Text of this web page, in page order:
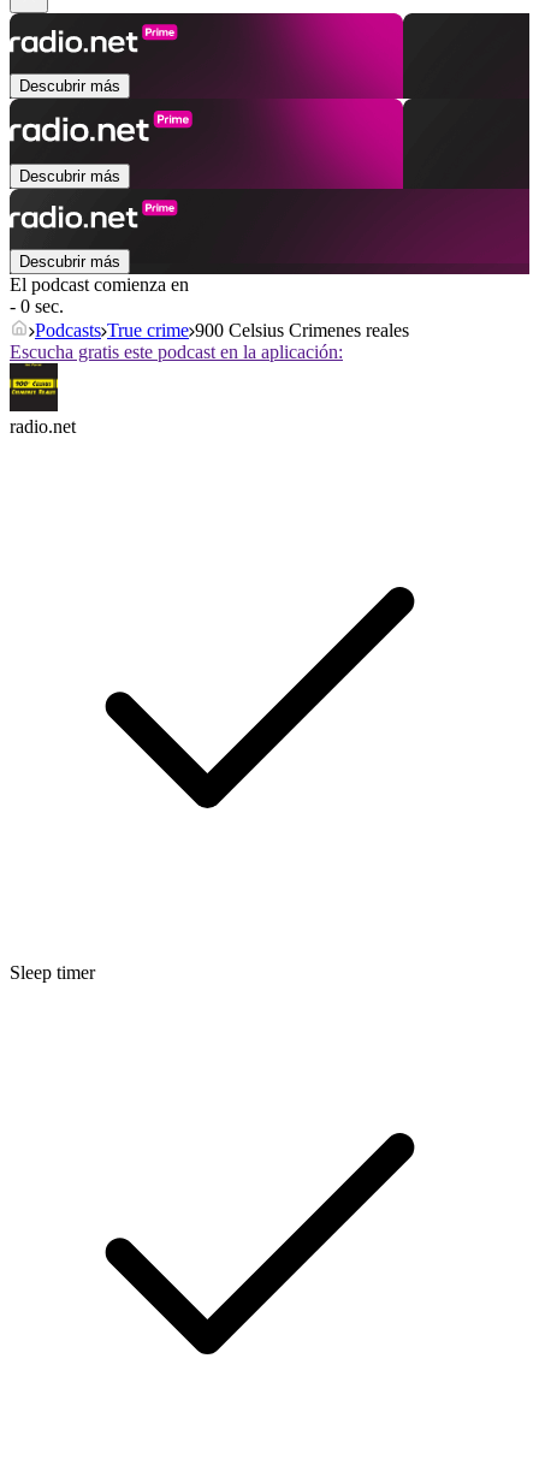
Descubrir más
Descubrir más
Descubrir más
El podcast comienza en
- 0 sec.
Podcasts True crime 900 Celsius Crimenes reales
Escucha gratis este podcast en la aplicación:
radio.net
Sleep timer